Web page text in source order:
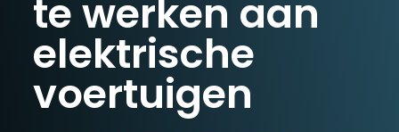
te werken aan
elektrische
voertuigen